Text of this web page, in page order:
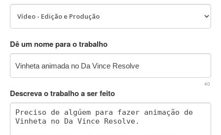
Dê um nome para o trabalho
40
Descreva o trabalho a ser feito